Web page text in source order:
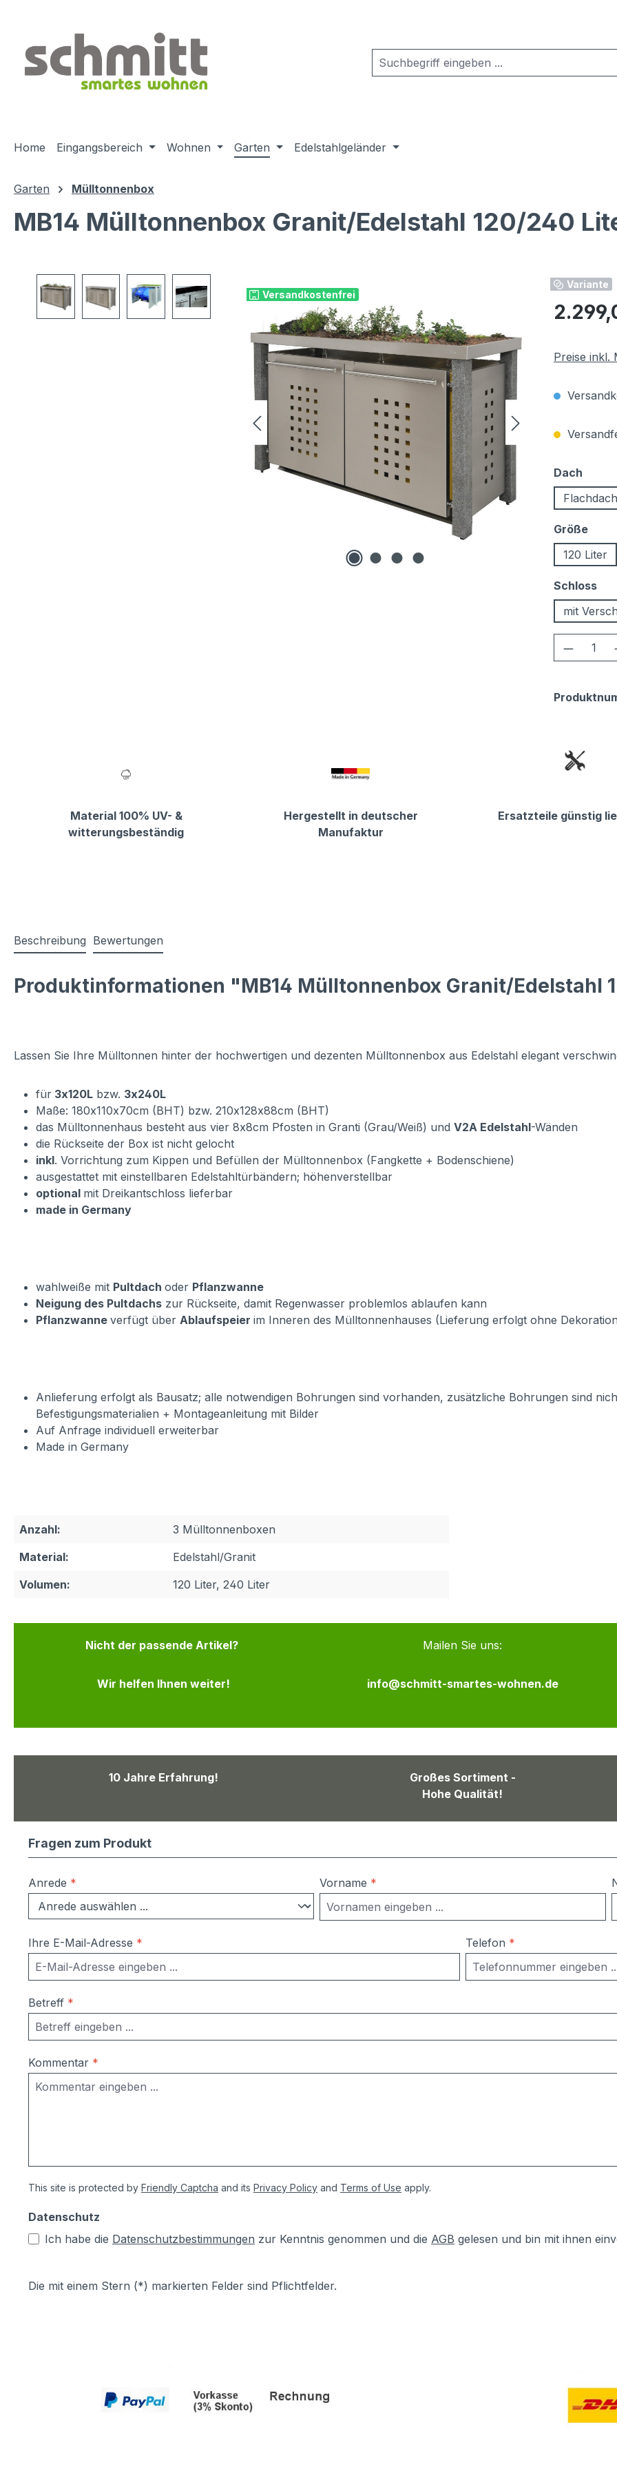
Home Eingangsbereich Wohnen Garten Edelstahlgeländer
Garten Mülltonnenbox
MB14 Mülltonnenbox Granit/Edelstahl 120/240
Versandkostenfrei
Variante
Regulärer
Preise inkl.
Dach
Flachdach
Größe
120 Liter
Schloss
mit
Material 100% UV- &
witterungsbeständig
Hergestellt in deutscher
Manufaktur
Ersatzteile günstig
Beschreibung Bewertungen
Produktinformationen "MB14 Mülltonnenbox Granit/Edelstahl
Lassen Sie Ihre Mülltonnen hinter der hochwertigen und dezenten Mülltonnenbox aus Edelstahl elegant
für 3x120L bzw. 3x240L
Maße: 180x110x70cm (BHT) bzw. 210x128x88cm (BHT)
das Mülltonnenhaus besteht aus vier 8x8cm Pfosten in Granti (Grau/Weiß) und V2A Edelstahl-Wänden
die Rückseite der Box ist nicht gelocht
inkl. Vorrichtung zum Kippen und Befüllen der Mülltonnenbox (Fangkette + Bodenschiene)
ausgestattet mit einstellbaren Edelstahltürbändern; höhenverstellbar
optional mit Dreikantschloss lieferbar
made in Germany
wahlweiße mit Pultdach oder Pflanzwanne
Neigung des Pultdachs zur Rückseite, damit Regenwasser problemlos ablaufen kann
Pflanzwanne verfügt über Ablaufspeier im Inneren des Mülltonnenhauses (Lieferung erfolgt ohne
Anlieferung erfolgt als Bausatz; alle notwendigen Bohrungen sind vorhanden, zusätzliche Bohrungen sind
Befestigungsmaterialien + Montageanleitung mit Bilder
Auf Anfrage individuell erweiterbar
Made in Germany
Anzahl:
3 Mülltonnenboxen
Material:
Edelstahl/Granit
Volumen:
120 Liter, 240 Liter
Nicht der passende Artikel?
Wir helfen Ihnen weiter!
Mailen Sie uns:
info@schmitt-smartes-wohnen.de
10 Jahre Erfahrung!
Großes Sortiment -
Hohe Qualität!
Fragen zum Produkt
Anrede * Vorname *
Ihre E-Mail-Adresse * Telefon *
Betreff *
Kommentar *
This site is protected by Friendly Captcha and its Privacy Policy and Terms of Use apply.
Datenschutz
Ich habe die Datenschutzbestimmungen zur Kenntnis genommen und die AGB gelesen und bin mit ihnen
Die mit einem Stern (*) markierten Felder sind Pflichtfelder.